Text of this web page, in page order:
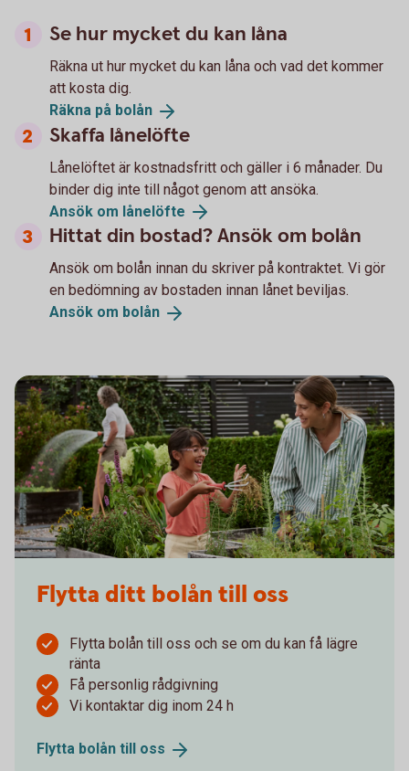
Se hur mycket du kan låna
Räkna ut hur mycket du kan låna och vad det kommer
att kosta dig.
Räkna på bolån
Skaffa lånelöfte
Lånelöftet är kostnadsfritt och gäller i 6 månader. Du
binder dig inte till något genom att ansöka.
Ansök om lånelöfte
Hittat din bostad? Ansök om bolån
Ansök om bolån innan du skriver på kontraktet. Vi gör
en bedömning av bostaden innan lånet beviljas.
Ansök om bolån
Flytta ditt bolån till oss
Flytta bolån till oss och se om du kan få lägre
ränta
Få personlig rådgivning
Vi kontaktar dig inom 24 h
Flytta bolån till oss